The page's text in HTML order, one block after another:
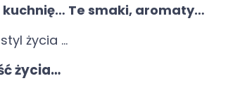
Te smaki, aromaty…
życia …
życia…